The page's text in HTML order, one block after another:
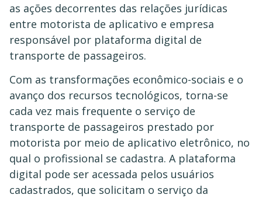
as ações decorrentes das relações jurídicas
entre motorista de aplicativo e empresa
responsável por plataforma digital de
transporte de passageiros.
Com as transformações econômico-sociais e o
avanço dos recursos tecnológicos, torna-se
cada vez mais frequente o serviço de
transporte de passageiros prestado por
motorista por meio de aplicativo eletrônico, no
qual o profissional se cadastra. A plataforma
digital pode ser acessada pelos usuários
cadastrados, que solicitam o serviço da